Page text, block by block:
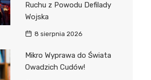
Ruchu z Powodu Defilady
Wojska
8 sierpnia 2026
Mikro Wyprawa do Świata
Owadzich Cudów!